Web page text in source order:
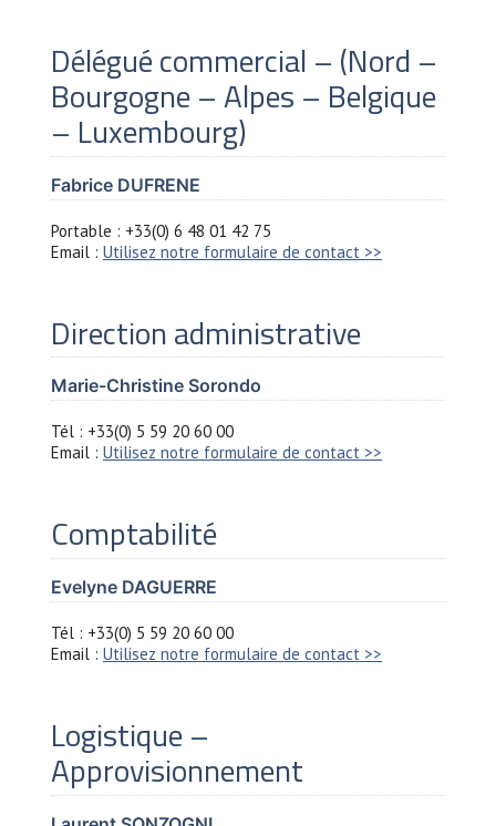
Délégué commercial – (Nord –
Bourgogne – Alpes – Belgique
– Luxembourg)
Fabrice DUFRENE
Portable : +33(0) 6 48 01 42 75
Email : Utilisez notre formulaire de contact >>
Direction administrative
Marie-Christine Sorondo
Tél : +33(0) 5 59 20 60 00
Email : Utilisez notre formulaire de contact >>
Comptabilité
Evelyne DAGUERRE
Tél : +33(0) 5 59 20 60 00
Email : Utilisez notre formulaire de contact >>
Logistique –
Approvisionnement